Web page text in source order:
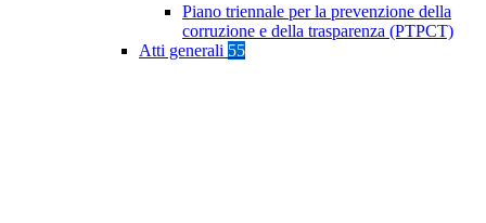
Piano triennale per la prevenzione della
corruzione e della trasparenza (PTPCT)
Atti generali 55